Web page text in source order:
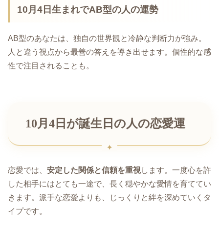
10月4日生まれでAB型の人の運勢
AB型のあなたは、独自の世界観と冷静な判断力が強み。
人と違う視点から最善の答えを導き出せます。個性的な感
性で注目されることも。
10月4日が誕生日の人の恋愛運
恋愛では、 安定した関係と信頼を重視します。一度心を許
した相手にはとても一途で、長く穏やかな愛情を育ててい
きます。派手な恋愛よりも、じっくりと絆を深めていくタ
イプです。